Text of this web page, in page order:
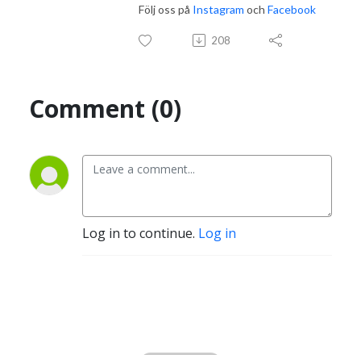
Följ oss på Instagram och Facebook
208
Comment (0)
Log in to continue. Log in